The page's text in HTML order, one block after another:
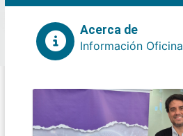
Acerca de
Información Oficina